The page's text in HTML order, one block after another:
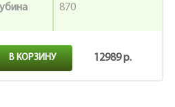
870
В КОРЗИНУ 12989 р.